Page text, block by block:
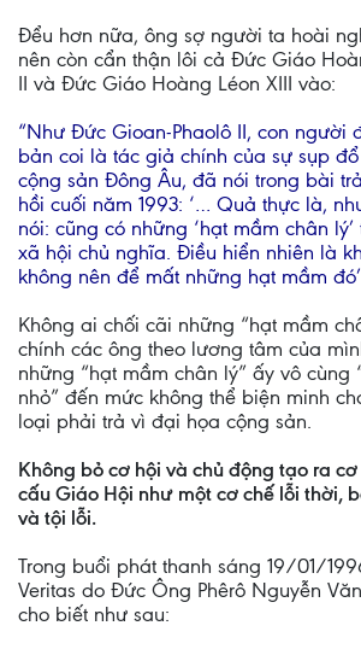
Đểu hơn nữa, ông sợ người ta hoài
nên còn cẩn thận lôi cả Đức Giáo
II và Đức Giáo Hoàng Léon XIII vào:
“Như Đức Gioan-Phaolô II, con người
bản coi là tác giả chính của sự sụp
cộng sản Đông Âu, đã nói trong bài
hồi cuối năm 1993: ‘… Quả thực là,
nói: cũng có những ‘hạt mầm chân
xã hội chủ nghĩa. Điều hiển nhiên là
không nên để mất những hạt mầm
Không ai chối cãi những “hạt mầm
chính các ông theo lương tâm của
những “hạt mầm chân lý” ấy vô cùng
nhỏ” đến mức không thể biện minh
loại phải trả vì đại họa cộng sản.
Không bỏ cơ hội và chủ động tạo ra
cấu Giáo Hội như một cơ chế lỗi thời,
và tội lỗi.
Trong buổi phát thanh sáng 19/01/
Veritas do Đức Ông Phêrô Nguyễn
cho biết như sau: